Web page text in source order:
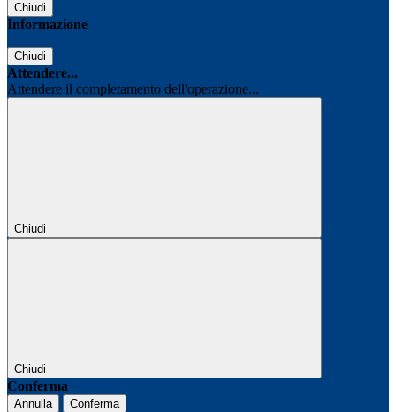
Chiudi
Informazione
Chiudi
Attendere...
Attendere il completamento dell'operazione...
Chiudi
Chiudi
Conferma
Annulla Conferma